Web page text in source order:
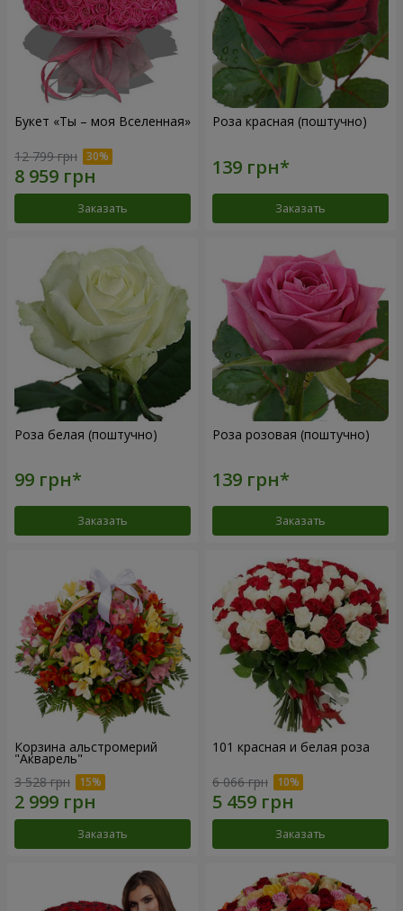
Букет «Ты – моя Вселенная»
12 799 грн
Заказать
Роза красная (поштучно)
Заказать
Роза белая (поштучно)
Заказать
Роза розовая (поштучно)
Заказать
Корзина альстромерий
"Акварель"
3 528 грн
Заказать
101 красная и белая роза
6 066 грн
Заказать